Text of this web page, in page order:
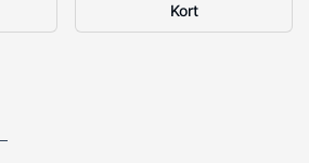
Kort